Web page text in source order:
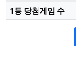
1등 당첨게임 수